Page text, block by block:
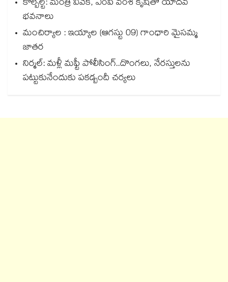
కోల్బెల్ట్: మంత్రి వివేక్, ఎంపీ వంశీ కృషితో యాదవ
భవనాలు
మంచిర్యాల : ఇయ్యాల (ఆగస్టు 09) గాంధారి మైసమ్మ
జాతర
నిర్మల్: మళ్లీ మఫ్టీ పోలీసింగ్..దొంగలు, నేరస్తులను
పట్టుకునేందుకు పకడ్బందీ చర్యలు